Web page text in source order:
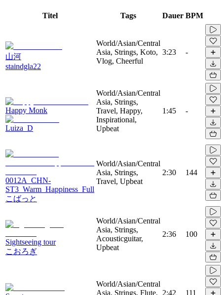
Titel Tags Dauer BPM
山河
staindgla22
World/Asian/Central
Asia, Strings, Koto,
Vlog, Cheerful
3:23 -
Happy Monk
Luiza_D
World/Asian/Central
Asia, Strings,
Travel, Happy,
Inspirational,
Upbeat
1:45 -
0012A_CHN-
ST3_Warm_Happiness_Full
こばっと
World/Asian/Central
Asia, Strings,
Travel, Upbeat
2:30 144
Sightseeing tour
こおろぎ
World/Asian/Central
Asia, Strings,
Acousticguitar,
Upbeat
2:36 100
World/Asian/Central
Asia, Strings, Flute,
2:42 111